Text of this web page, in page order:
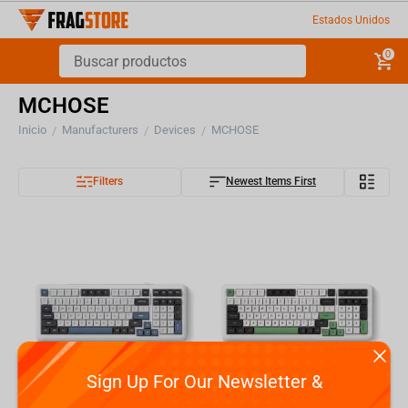
Estados Unidos
0
MCHOSE
Inicio / Manufacturers / Devices / MCHOSE
Filters Newest Items First
Sign Up For Our Newsletter &